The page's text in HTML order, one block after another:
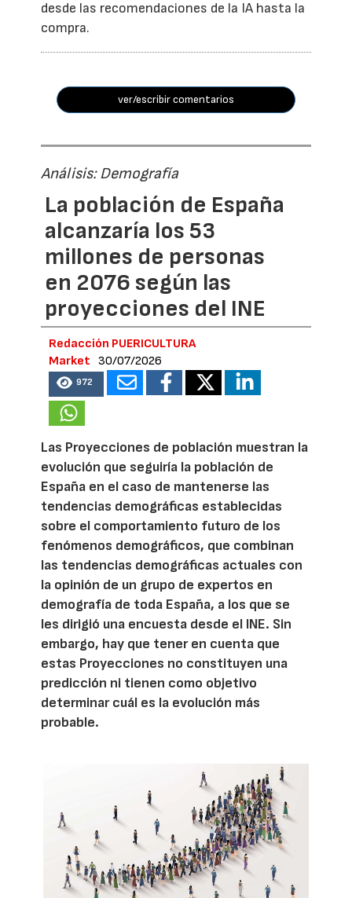
desde las recomendaciones de la IA hasta la
compra.
ver/escribir comentarios
Análisis: Demografía
La población de España
alcanzaría los 53
millones de personas
en 2076 según las
proyecciones del INE
Redacción PUERICULTURA
Market
30/07/2026
972
Las Proyecciones de población muestran la
evolución que seguiría la población de
España en el caso de mantenerse las
tendencias demográficas establecidas
sobre el comportamiento futuro de los
fenómenos demográficos, que combinan
las tendencias demográficas actuales con
la opinión de un grupo de expertos en
demografía de toda España, a los que se
les dirigió una encuesta desde el INE. Sin
embargo, hay que tener en cuenta que
estas Proyecciones no constituyen una
predicción ni tienen como objetivo
determinar cuál es la evolución más
probable.